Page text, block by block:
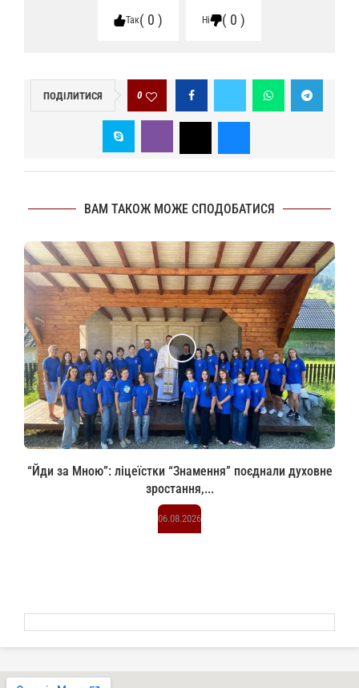
Так 0 Ні 0
ПОДІЛИТИСЯ 0
ВАМ ТАКОЖ МОЖЕ СПОДОБАТИСЯ
“Йди за Мною”: ліцеїстки “Знамення” поєднали духовне
зростання,...
06.08.2026